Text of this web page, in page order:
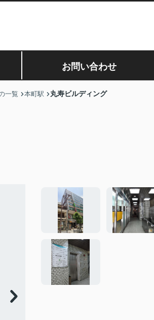
お問い合わせ
一覧 本町駅 丸寿ビルディング